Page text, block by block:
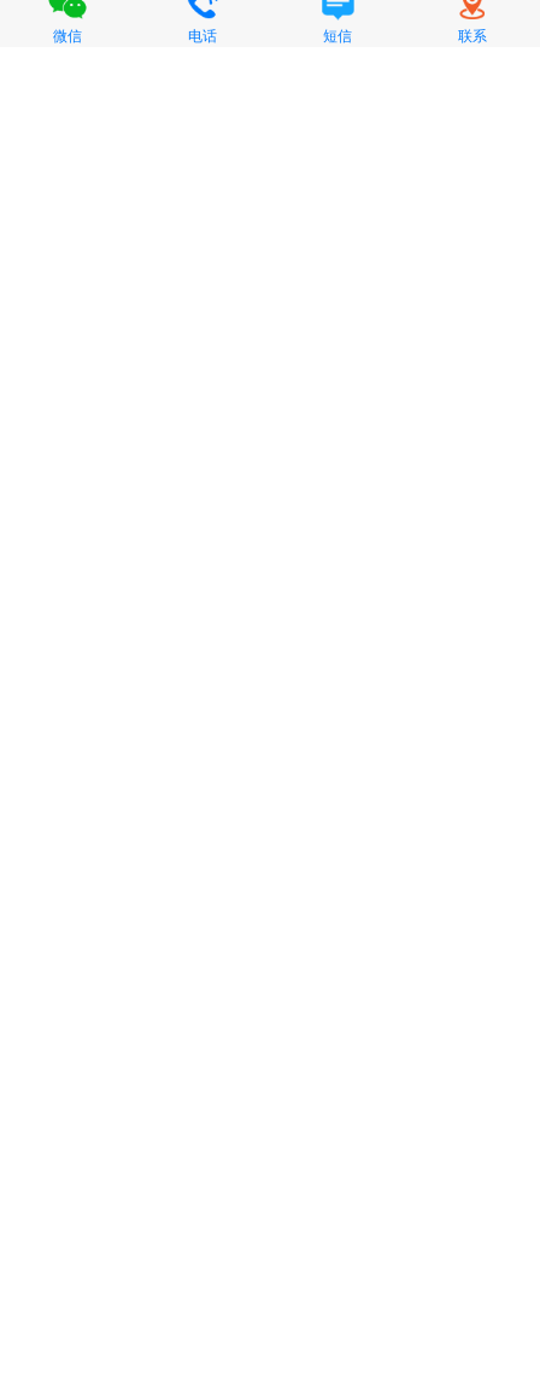
微信 电话 短信 联系